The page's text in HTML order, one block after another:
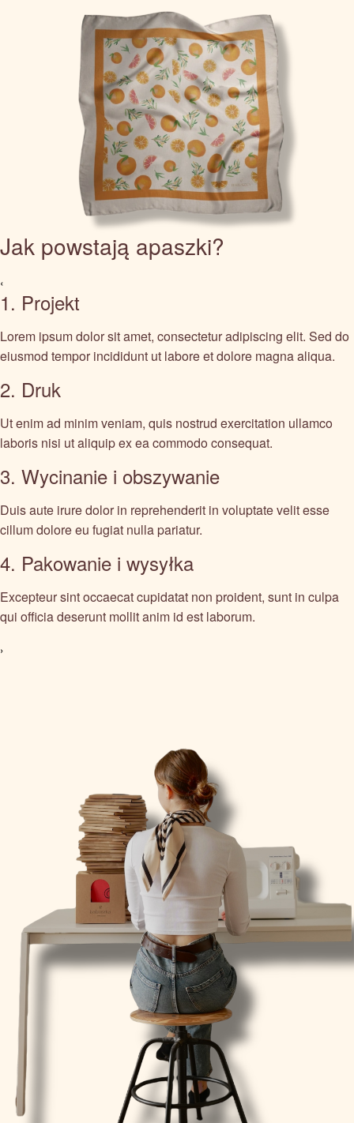
Jak powstają apaszki?
‹
1. Projekt
Lorem ipsum dolor sit amet, consectetur adipiscing elit. Sed do
eiusmod tempor incididunt ut labore et dolore magna aliqua.
2. Druk
Ut enim ad minim veniam, quis nostrud exercitation ullamco
laboris nisi ut aliquip ex ea commodo consequat.
3. Wycinanie i obszywanie
Duis aute irure dolor in reprehenderit in voluptate velit esse
cillum dolore eu fugiat nulla pariatur.
4. Pakowanie i wysyłka
Excepteur sint occaecat cupidatat non proident, sunt in culpa
qui officia deserunt mollit anim id est laborum.
›